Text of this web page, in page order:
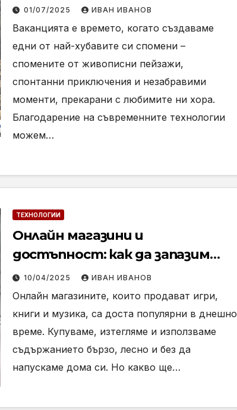
картите памет помагат ни да
запазим ценните си моменти
01/07/2025 ИВАН ИВАНОВ
Ваканцията е времето, когато създаваме
едни от най-хубавите си спомени –
спомените от живописни пейзажи,
спонтанни приключения и незабравими
моменти, прекарани с любимите ни хора.
Благодарение на съвременните технологии
можем…
ТЕХНОЛОГИИ
Онлайн магазини и
достъпност: как да запазим
закупеното съдържание?
10/04/2025 ИВАН ИВАНОВ
Онлайн магазините, които продават игри,
книги и музика, са доста популярни в днешно
време. Купуваме, изтегляме и използваме
съдържанието бързо, лесно и без да
напускаме дома си. Но какво ще…